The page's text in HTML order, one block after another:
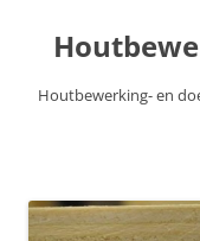
content
Houtbewerking- en